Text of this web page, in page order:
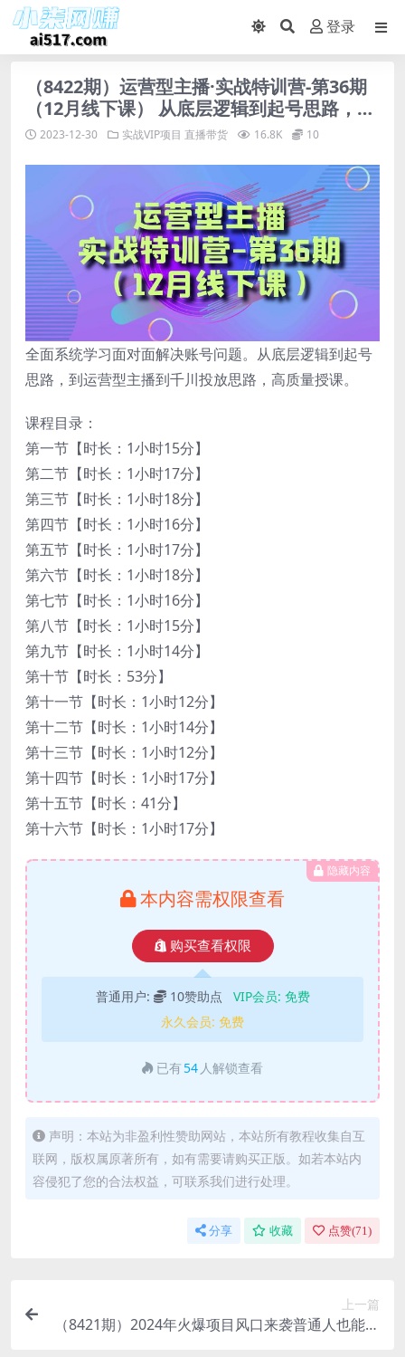
登录
（8422期）运营型主播·实战特训营-第36期
（12月线下课） 从底层逻辑到起号思路，…
2023-12-30 实战VIP项目 直播带货 16.8K 10
全面系统学习面对面解决账号问题。从底层逻辑到起号
思路，到运营型主播到千川投放思路，高质量授课。
课程目录：
第一节【时长：1小时15分】
第二节【时长：1小时17分】
第三节【时长：1小时18分】
第四节【时长：1小时16分】
第五节【时长：1小时17分】
第六节【时长：1小时18分】
第七节【时长：1小时16分】
第八节【时长：1小时15分】
第九节【时长：1小时14分】
第十节【时长：53分】
第十一节【时长：1小时12分】
第十二节【时长：1小时14分】
第十三节【时长：1小时12分】
第十四节【时长：1小时17分】
第十五节【时长：41分】
第十六节【时长：1小时17分】
隐藏内容
本内容需权限查看
购买查看权限
普通用户: 10赞助点 VIP会员: 免费
永久会员: 免费
已有 54 人解锁查看
声明：本站为非盈利性赞助网站，本站所有教程收集自互
联网，版权属原著所有，如有需要请购买正版。如若本站内
容侵犯了您的合法权益，可联系我们进行处理。
分享 收藏 点赞(71 )
上一篇
（8421期）2024年火爆项目风口来袭普通人也能轻